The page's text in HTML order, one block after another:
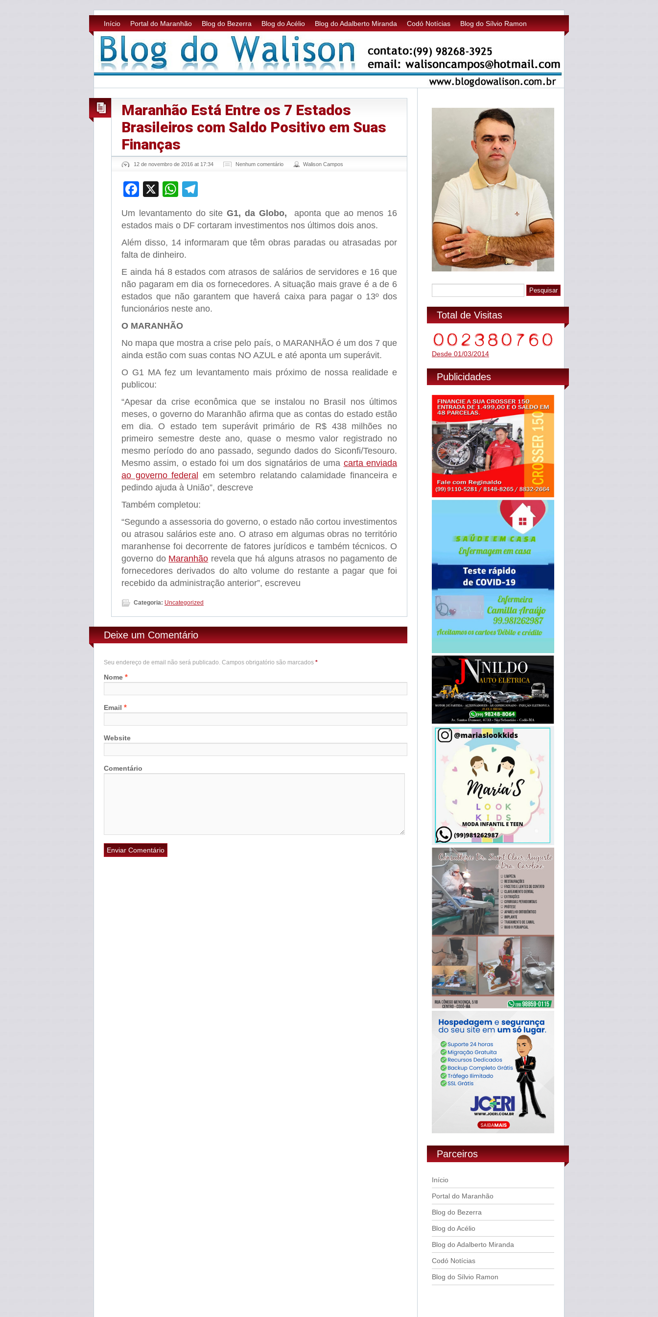
Início Portal do Maranhão Blog do Bezerra Blog do Acélio Blog do Adalberto Miranda Codó Notícias Blog do Sílvio Ramon
Maranhão Está Entre os 7 Estados
Brasileiros com Saldo Positivo em Suas
Finanças
12 de novembro de 2016 at 17:34 Nenhum comentário Walison Campos
Facebook
X WhatsApp
Um levantamento do site G1, da Globo, aponta que ao menos 16
estados mais o DF cortaram investimentos nos últimos dois anos.
Além disso, 14 informaram que têm obras paradas ou atrasadas por
falta de dinheiro.
E ainda há 8 estados com atrasos de salários de servidores e 16 que
não pagaram em dia os fornecedores. A situação mais grave é a de 6
estados que não garantem que haverá caixa para pagar o 13º dos
funcionários neste ano.
O MARANHÃO
No mapa que mostra a crise pelo país, o MARANHÃO é um dos 7 que
ainda estão com suas contas NO AZUL e até aponta um superávit.
O G1 MA fez um levantamento mais próximo de nossa realidade e
publicou:
“Apesar da crise econômica que se instalou no Brasil nos últimos
meses, o governo do Maranhão afirma que as contas do estado estão
em dia. O estado tem superávit primário de R$ 438 milhões no
primeiro semestre deste ano, quase o mesmo valor registrado no
mesmo período do ano passado, segundo dados do Siconfi/Tesouro.
Mesmo assim, o estado foi um dos signatários de uma carta enviada
ao governo federal
em setembro relatando calamidade financeira e
pedindo ajuda à União”, descreve
Também completou:
“Segundo a assessoria do governo, o estado não cortou investimentos
ou atrasou salários este ano. O atraso em algumas obras no território
maranhense foi decorrente de fatores jurídicos e também técnicos. O
governo do Maranhão revela que há alguns atrasos no pagamento de
fornecedores derivados do alto volume do restante a pagar que foi
recebido da administração anterior”, escreveu
Categoria: Uncategorized
Deixe um Comentário
Seu endereço de email não será publicado. Campos obrigatório são marcados *
Nome *
Email *
Website
Comentário
Total de Visitas
Desde 01/03/2014
Publicidades
Parceiros
Início
Portal do Maranhão
Blog do Bezerra
Blog do Acélio
Blog do Adalberto Miranda
Codó Notícias
Blog do Sílvio Ramon